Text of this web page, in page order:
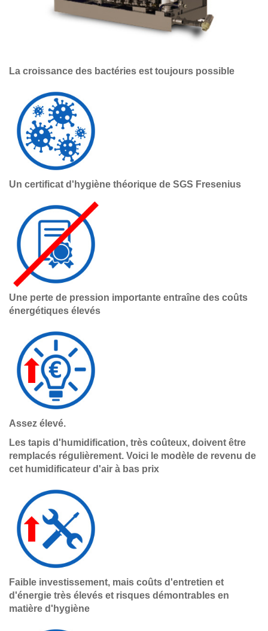
La croissance des bactéries est toujours possible
Un certificat d'hygiène théorique de SGS Fresenius
Une perte de pression importante entraîne des coûts
énergétiques élevés
Assez élevé.
Les tapis d'humidification, très coûteux, doivent être
remplacés régulièrement. Voici le modèle de revenu de
cet humidificateur d'air à bas prix
Faible investissement, mais coûts d'entretien et
d'énergie très élevés et risques démontrables en
matière d'hygiène